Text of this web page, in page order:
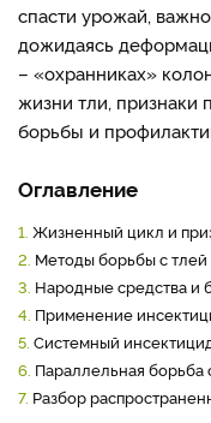
спасти урожай,
дожидаясь
– «охранниках»
жизни тли, признаки
борьбы и
Оглавление
1. Жизненный цикл и
2. Методы борьбы с
3. Народные средства и
4. Применение
5. Системный
6. Параллельная борьба
7. Разбор